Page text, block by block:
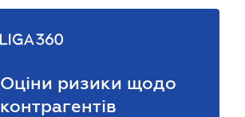
Оціни ризики щодо
контрагентів